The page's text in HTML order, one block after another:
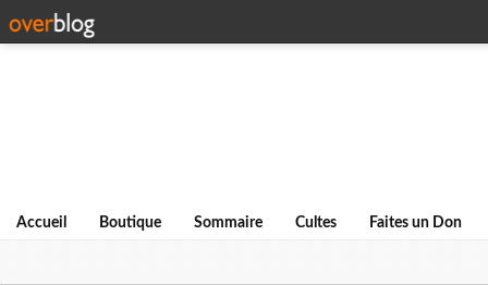
Accueil Boutique Sommaire Cultes Faites un Don